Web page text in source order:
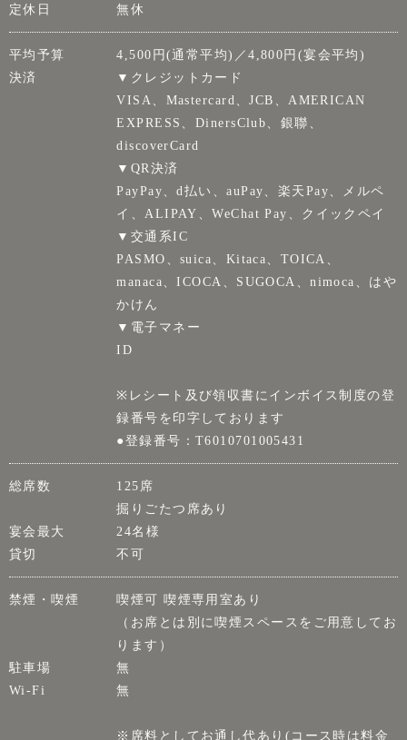
定休日
無休
平均予算
4,500円(通常平均)／4,800円(宴会平均)
決済
▼クレジットカード
VISA、Mastercard、JCB、AMERICAN
EXPRESS、DinersClub、銀聯、
discoverCard
▼QR決済
PayPay、d払い、auPay、楽天Pay、メルペ
イ、ALIPAY、WeChat Pay、クイックペイ
▼交通系IC
PASMO、suica、Kitaca、TOICA、
manaca、ICOCA、SUGOCA、nimoca、はや
かけん
▼電子マネー
ID
※レシート及び領収書にインボイス制度の登
録番号を印字しております
●登録番号：T6010701005431
総席数
125席
掘りごたつ席あり
宴会最大
24名様
貸切
不可
禁煙・喫煙
喫煙可 喫煙専用室あり
（お席とは別に喫煙スペースをご用意してお
ります）
駐車場
無
Wi-Fi
無
※席料としてお通し代あり(コース時は料金